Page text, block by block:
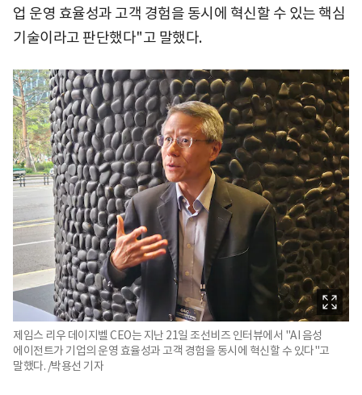
업 운영 효율성과 고객 경험을 동시에 혁신할 수 있는 핵심
기술이라고 판단했다"고 말했다.
제임스 리우 데이지벨 CEO는 지난 21일 조선비즈 인터뷰에서 "AI 음성
에이전트가 기업의 운영 효율성과 고객 경험을 동시에 혁신할 수 있다"고
말했다. /박용선 기자